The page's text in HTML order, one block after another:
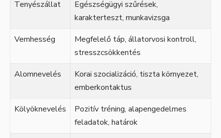
Tenyészállat
Egészségügyi szűrések,
karakterteszt, munkavizsga
Vemhesség
Megfelelő táp, állatorvosi kontroll,
stresszcsökkentés
Alomnevelés
Korai szocializáció, tiszta környezet,
emberkontaktus
Kölyöknevelés
Pozitív tréning, alapengedelmes
feladatok, határok